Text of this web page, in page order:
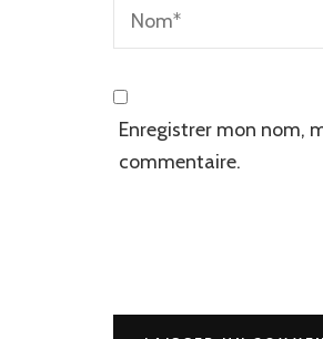
Enregistrer mon nom,
commentaire.